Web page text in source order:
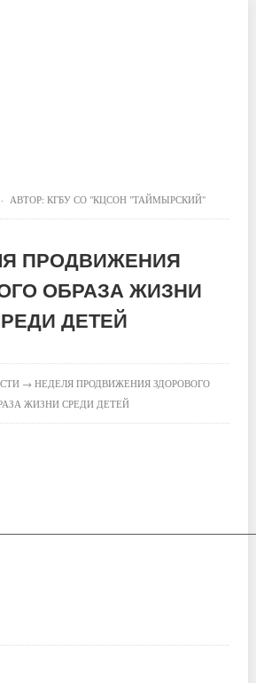
АВТОР: КГБУ СО "КЦСОН "ТАЙМЫРСКИЙ"
ПРОДВИЖЕНИЯ
ОБРАЗА ЖИЗНИ
ДЕТЕЙ
→ НЕДЕЛЯ ПРОДВИЖЕНИЯ ЗДОРОВОГО
ЖИЗНИ СРЕДИ ДЕТЕЙ